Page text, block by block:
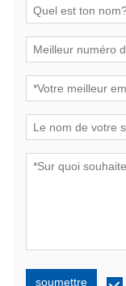
soumettre